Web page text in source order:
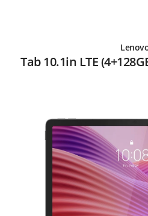
Tab 10.1in LTE